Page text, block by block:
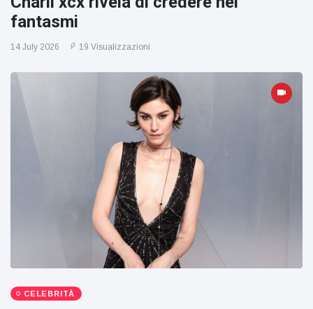
fantasmi
14 July 2026 19 Visualizzazioni
CELEBRITÀ